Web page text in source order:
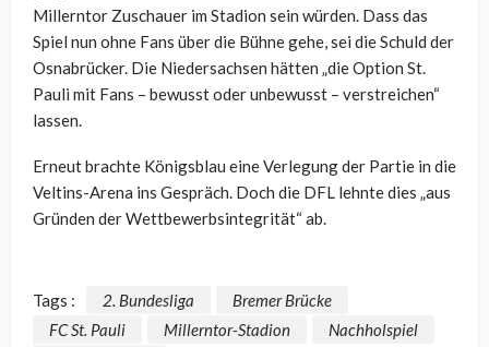
Millerntor Zuschauer im Stadion sein würden. Dass das
Spiel nun ohne Fans über die Bühne gehe, sei die Schuld der
Osnabrücker. Die Niedersachsen hätten „die Option St.
Pauli mit Fans – bewusst oder unbewusst – verstreichen“
lassen.
Erneut brachte Königsblau eine Verlegung der Partie in die
Veltins-Arena ins Gespräch. Doch die DFL lehnte dies „aus
Gründen der Wettbewerbsintegrität“ ab.
Tags : 2. Bundesliga
Bremer Brücke
FC St. Pauli
Millerntor-Stadion
Nachholspiel